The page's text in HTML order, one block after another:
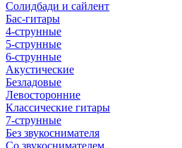
Солидбади и сайлент
Бас-гитары
4-струнные
5-струнные
6-струнные
Акустические
Безладовые
Левосторонние
Классические гитары
7-струнные
Без звукоснимателя
Со звукоснимателем